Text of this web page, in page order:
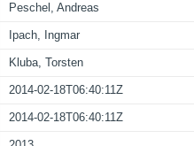
Peschel, Andreas
Ipach, Ingmar
Kluba, Torsten
2014-02-18T06:40:11Z
2014-02-18T06:40:11Z